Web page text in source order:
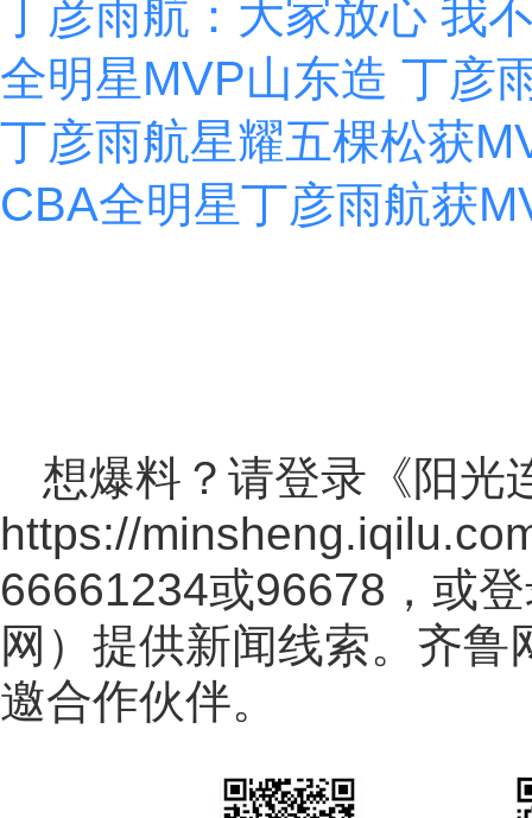
丁彦雨航：大家放心 我
全明星MVP山东造 丁彦
丁彦雨航星耀五棵松获
CBA全明星丁彦雨航获
想爆料？请登录《阳光
https://
66661234或96678，或
网 ）提供新闻线索。齐鲁
邀合作伙伴。